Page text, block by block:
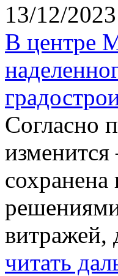
13/12/2023
В центре
Согласно
витражей,
читать